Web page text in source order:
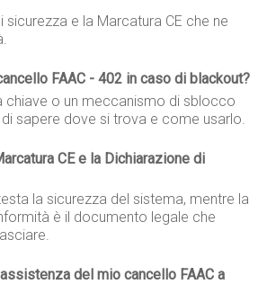
e la Marcatura CE che ne
FAAC - 402 in caso di blackout?
chiave o un meccanismo di sblocco
sapere dove si trova e come usarlo.
CE e la Dichiarazione di
la sicurezza del sistema, mentre la
è il documento legale che
del mio cancello FAAC a